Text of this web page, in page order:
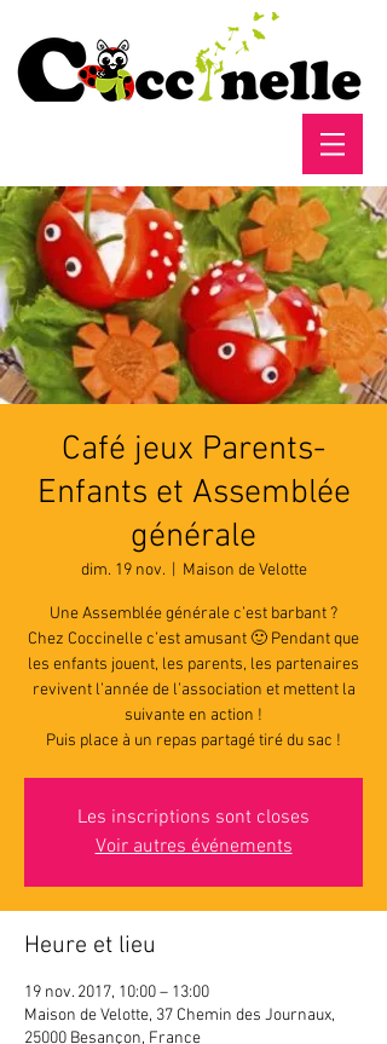
Café jeux Parents-
Enfants et Assemblée
générale
dim. 19 nov.
  |
Maison de Velotte
Une Assemblée générale c’est barbant ?
Chez Coccinelle c’est amusant 🙂 Pendant que
les enfants jouent, les parents, les partenaires
revivent l’année de l’association et mettent la
suivante en action !
Puis place à un repas partagé tiré du sac !
Les inscriptions sont closes
Voir autres événements
Heure et lieu
19 nov. 2017, 10:00 – 13:00
Maison de Velotte, 37 Chemin des Journaux,
25000 Besançon, France